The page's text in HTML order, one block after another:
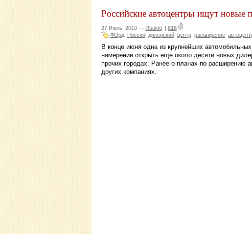
Российские автоцентры ищут новые
27 Июль, 2010 — Ruukki | 818
ФОрд Россия дилерский центр расширение
В конце июня одна из крупнейших
намерении открыть еще около десяти новых
прочих городах. Ранее о планах по расширению
других компаниях.